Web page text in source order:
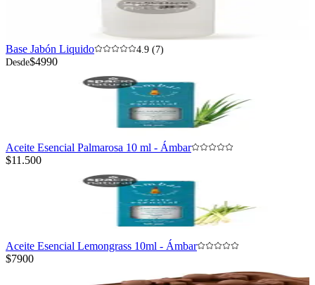
Base Jabón Liquido
4.9 (7)
Desde$4990
Aceite Esencial Palmarosa 10 ml - Ámbar
$11.500
Aceite Esencial Lemongrass 10ml - Ámbar
$7900